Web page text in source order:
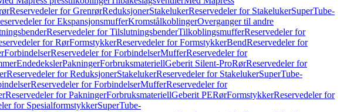
Reservedeler for GrenrørReduksjonerStakelukerReservedeler for StakelukerSuperTube-
for EkspansjonsmufferKromstålkoblingerOverganger til andre
Reservedeler for TilslutningsbenderTilkoblingsmufferReservedeler for
for RørFormstykkerReservedeler for FormstykkerBendReservedeler for
ForbindelserReservedeler for ForbindelserMufferReservedeler for
EndedekslerPakningerForbruksmateriellGeberit Silent-ProRørReservedeler for
Reservedeler for ReduksjonerStakelukerReservedeler for StakelukerSuperTube-
Reservedeler for ForbindelserMufferReservedeler for
Reservedeler for PakningerForbruksmateriellGeberit PERørFormstykkerReservedeler for
for SpesialformstykkerSuperTube-